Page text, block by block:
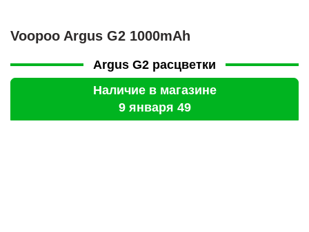
Voopoo Argus G2 1000mAh
Argus G2 расцветки
Наличие в магазине
9 января 49